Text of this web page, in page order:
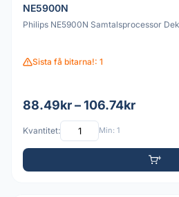
NE5900N
Philips NE5900N Samtalsprocessor
Sista få bitarna!: 1
88.49kr – 106.74kr
Kvantitet: Min: 1